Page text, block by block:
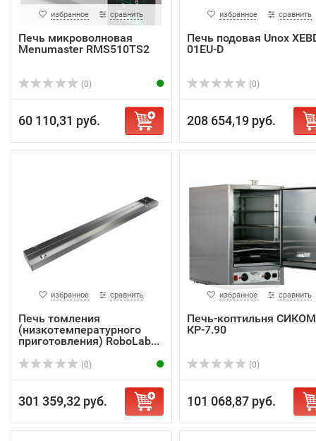
избранное сравнить
Печь микроволновая
Menumaster RMS510TS2
(0)
60 110,31 руб.
избранное сравнить
Печь подовая Unox
01EU-D
(0)
208 654,19 руб.
избранное сравнить
Печь томления
(низкотемпературного
приготовления) RoboLab...
(0)
301 359,32 руб.
избранное сравнить
Печь-коптильня СИКОМ
КР-7.90
(0)
101 068,87 руб.